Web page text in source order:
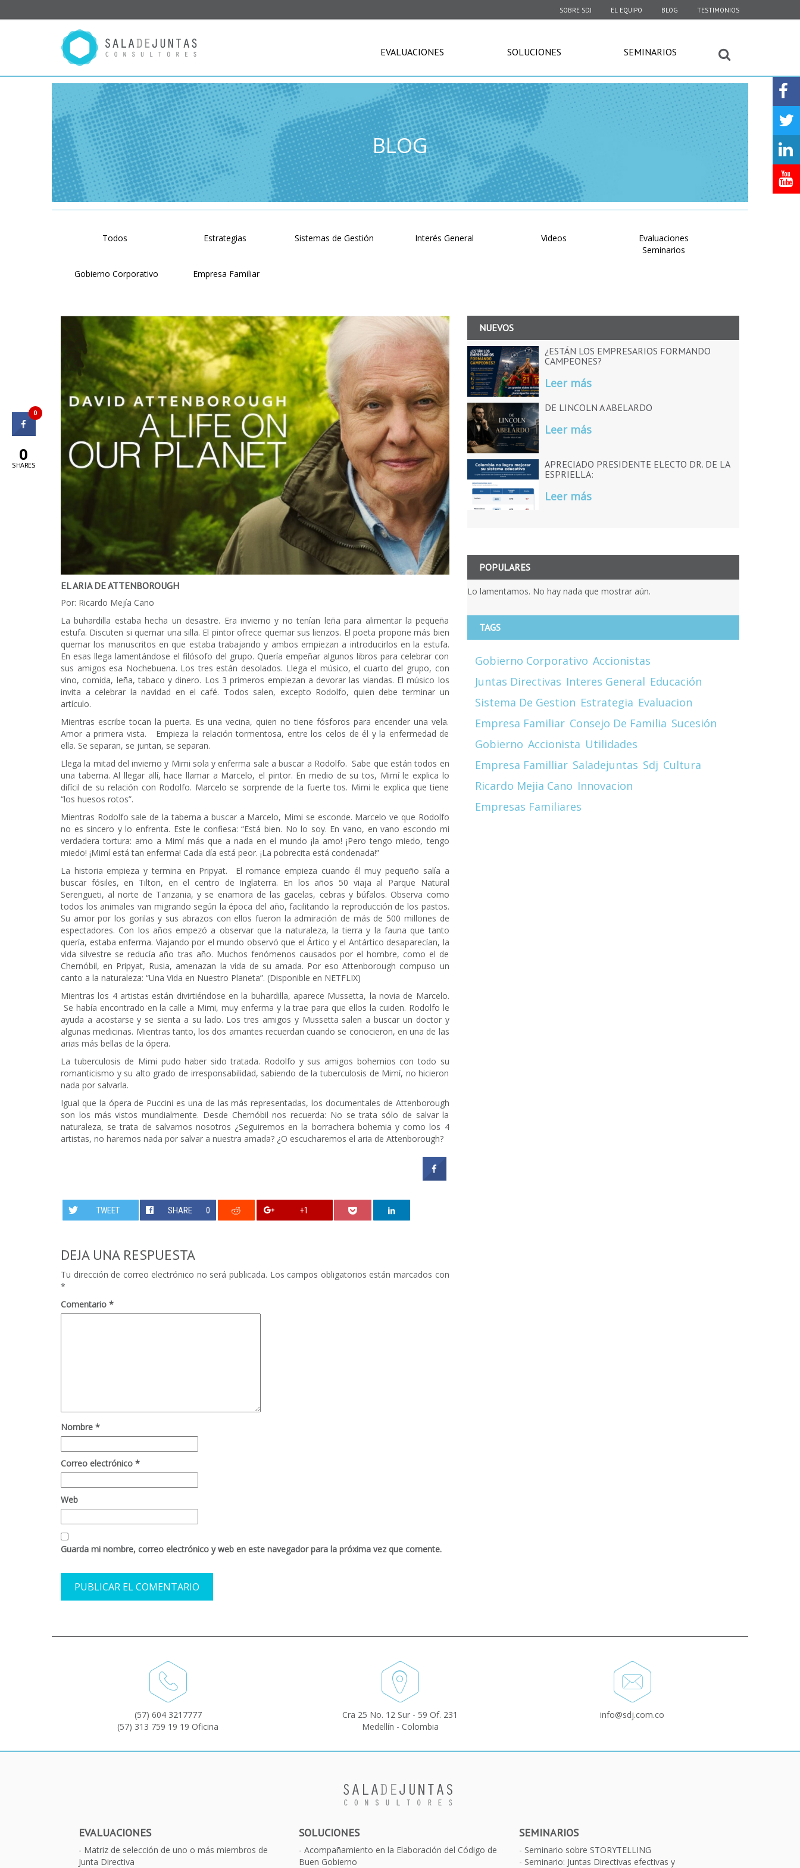
SOBRE SDJ EL EQUIPO BLOG TESTIMONIOS
EVALUACIONES SOLUCIONES SEMINARIOS
BLOG
Todos Estrategias Sistemas de Gestión Interés General Videos
Evaluaciones
Seminarios
Gobierno Corporativo Empresa Familiar
EL ARIA DE ATTENBOROUGH
Por: Ricardo Mejía Cano
La buhardilla estaba hecha un desastre. Era invierno y no tenían leña para alimentar la pequeña
estufa. Discuten si quemar una silla. El pintor ofrece quemar sus lienzos. El poeta propone más bien
quemar los manuscritos en que estaba trabajando y ambos empiezan a introducirlos en la estufa.
En esas llega lamentándose el filósofo del grupo. Quería empeñar algunos libros para celebrar con
sus amigos esa Nochebuena. Los tres están desolados. Llega el músico, el cuarto del grupo, con
vino, comida, leña, tabaco y dinero. Los 3 primeros empiezan a devorar las viandas. El músico los
invita a celebrar la navidad en el café. Todos salen, excepto Rodolfo, quien debe terminar un
artículo.
Mientras escribe tocan la puerta. Es una vecina, quien no tiene fósforos para encender una vela.
Amor a primera vista. Empieza la relación tormentosa, entre los celos de él y la enfermedad de
ella. Se separan, se juntan, se separan.
Llega la mitad del invierno y Mimi sola y enferma sale a buscar a Rodolfo. Sabe que están todos en
una taberna. Al llegar allí, hace llamar a Marcelo, el pintor. En medio de su tos, Mimí le explica lo
difícil de su relación con Rodolfo. Marcelo se sorprende de la fuerte tos. Mimi le explica que tiene
“los huesos rotos”.
Mientras Rodolfo sale de la taberna a buscar a Marcelo, Mimi se esconde. Marcelo ve que Rodolfo
no es sincero y lo enfrenta. Este le confiesa: “Está bien. No lo soy. En vano, en vano escondo mi
verdadera tortura: amo a Mimí más que a nada en el mundo ¡la amo! ¡Pero tengo miedo, tengo
miedo! ¡Mimí está tan enferma! Cada día está peor. ¡La pobrecita está condenada!”
La historia empieza y termina en Pripyat. El romance empieza cuando él muy pequeño salía a
buscar fósiles, en Tilton, en el centro de Inglaterra. En los años 50 viaja al Parque Natural
Serengueti, al norte de Tanzania, y se enamora de las gacelas, cebras y búfalos. Observa como
todos los animales van migrando según la época del año, facilitando la reproducción de los pastos.
Su amor por los gorilas y sus abrazos con ellos fueron la admiración de más de 500 millones de
espectadores. Con los años empezó a observar que la naturaleza, la tierra y la fauna que tanto
quería, estaba enferma. Viajando por el mundo observó que el Ártico y el Antártico desaparecían, la
vida silvestre se reducía año tras año. Muchos fenómenos causados por el hombre, como el de
Chernóbil, en Pripyat, Rusia, amenazan la vida de su amada. Por eso Attenborough compuso un
canto a la naturaleza: “Una Vida en Nuestro Planeta”. (Disponible en NETFLIX)
Mientras los 4 artistas están divirtiéndose en la buhardilla, aparece Mussetta, la novia de Marcelo.
Se había encontrado en la calle a Mimi, muy enferma y la trae para que ellos la cuiden. Rodolfo le
ayuda a acostarse y se sienta a su lado. Los tres amigos y Mussetta salen a buscar un doctor y
algunas medicinas. Mientras tanto, los dos amantes recuerdan cuando se conocieron, en una de las
arias más bellas de la ópera.
La tuberculosis de Mimi pudo haber sido tratada. Rodolfo y sus amigos bohemios con todo su
romanticismo y su alto grado de irresponsabilidad, sabiendo de la tuberculosis de Mimí, no hicieron
nada por salvarla.
Igual que la ópera de Puccini es una de las más representadas, los documentales de Attenborough
son los más vistos mundialmente. Desde Chernóbil nos recuerda: No se trata sólo de salvar la
naturaleza, se trata de salvarnos nosotros ¿Seguiremos en la borrachera bohemia y como los 4
artistas, no haremos nada por salvar a nuestra amada? ¿O escucharemos el aria de Attenborough?
TWEET SHARE 0 +1
DEJA UNA RESPUESTA
Tu dirección de correo electrónico no será publicada. Los campos obligatorios están marcados con
*
Comentario *
Nombre *
Correo electrónico *
Web
Guarda mi nombre, correo electrónico y web en este navegador para la próxima vez que comente.
NUEVOS
¿ESTÁN LOS EMPRESARIOS FORMANDO
CAMPEONES?
Leer más
DE LINCOLN A ABELARDO
Leer más
APRECIADO PRESIDENTE ELECTO DR. DE LA
ESPRIELLA:
Leer más
POPULARES
Lo lamentamos. No hay nada que mostrar aún.
TAGS
Gobierno Corporativo Accionistas
Juntas Directivas Interes General Educación
Sistema De Gestion Estrategia Evaluacion
Empresa Familiar Consejo De Familia Sucesión
Gobierno Accionista Utilidades
Empresa Familliar Saladejuntas Sdj Cultura
Ricardo Mejia Cano Innovacion
Empresas Familiares
(57) 604 3217777
(57) 313 759 19 19 Oficina
Cra 25 No. 12 Sur - 59 Of. 231
Medellín - Colombia
info@sdj.com.co
EVALUACIONES
Matriz de selección de uno o más miembros de
Junta Directiva
SOLUCIONES
Acompañamiento en la Elaboración del Código de
Buen Gobierno
SEMINARIOS
Seminario sobre STORYTELLING
Seminario: Juntas Directivas efectivas y
0
0
SHARES